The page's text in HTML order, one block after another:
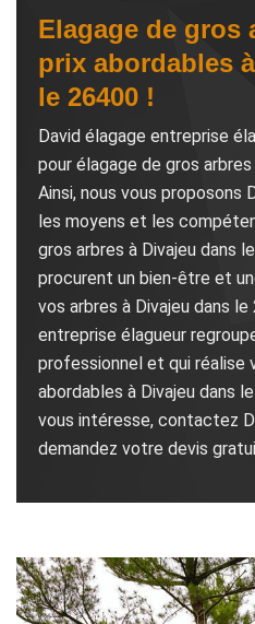
Elagage de gros
prix abordables
le 26400 !
David élagage entreprise
pour élagage de gros
Ainsi, nous vous proposons
les moyens et les
gros arbres à Divajeu dans
procurent un bien-être et
vos arbres à Divajeu dans
entreprise élagueur
professionnel et qui réalise
abordables à Divajeu dans
vous intéresse, contactez
demandez votre devis